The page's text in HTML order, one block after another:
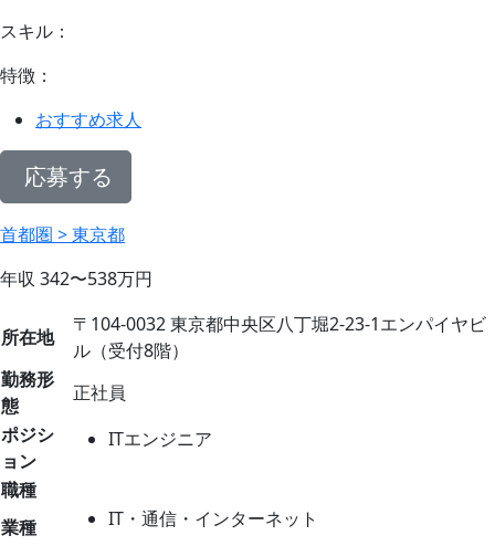
スキル：
特徴：
おすすめ求人
応募する
首都圏 > 東京都
年収 342〜538万円
所在地
〒104-0032 東京都中央区八丁堀2-23-1エンパイヤビ
ル（受付8階）
勤務形
態
正社員
ポジシ
ョン
ITエンジニア
職種
業種
IT・通信・インターネット